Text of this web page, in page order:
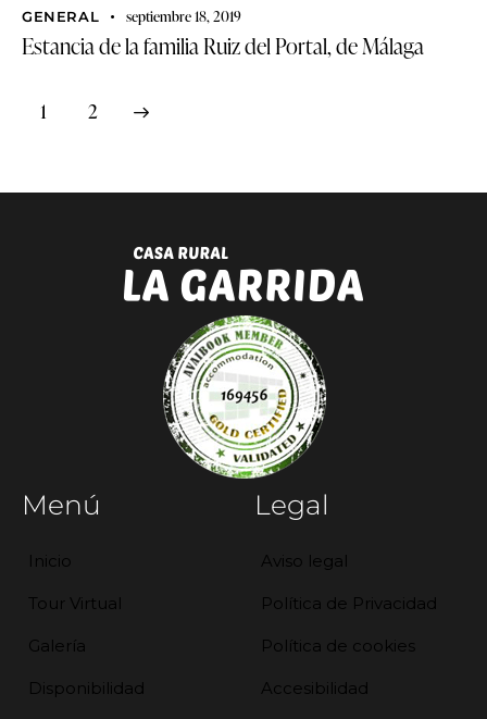
GENERAL septiembre 18, 2019
Estancia de la familia Ruiz del Portal, de Málaga
1 2
Menú
Inicio
Tour Virtual
Galería
Disponibilidad
Legal
Aviso legal
Política de Privacidad
Política de cookies
Accesibilidad